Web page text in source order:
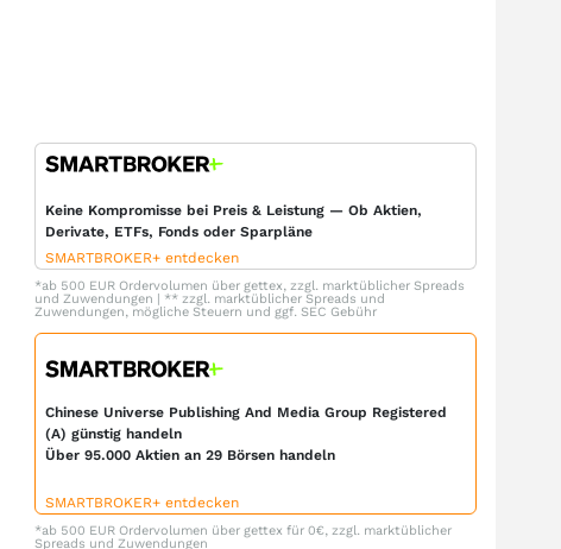
Keine Kompromisse bei Preis & Leistung — Ob Aktien,
Derivate, ETFs, Fonds oder Sparpläne
SMARTBROKER+ entdecken
*ab 500 EUR Ordervolumen über gettex, zzgl. marktüblicher Spreads
und Zuwendungen | ** zzgl. marktüblicher Spreads und
Zuwendungen, mögliche Steuern und ggf. SEC Gebühr
Chinese Universe Publishing And Media Group Registered
(A) günstig handeln
Über 95.000 Aktien an 29 Börsen handeln
SMARTBROKER+ entdecken
*ab 500 EUR Ordervolumen über gettex für 0€, zzgl. marktüblicher
Spreads und Zuwendungen